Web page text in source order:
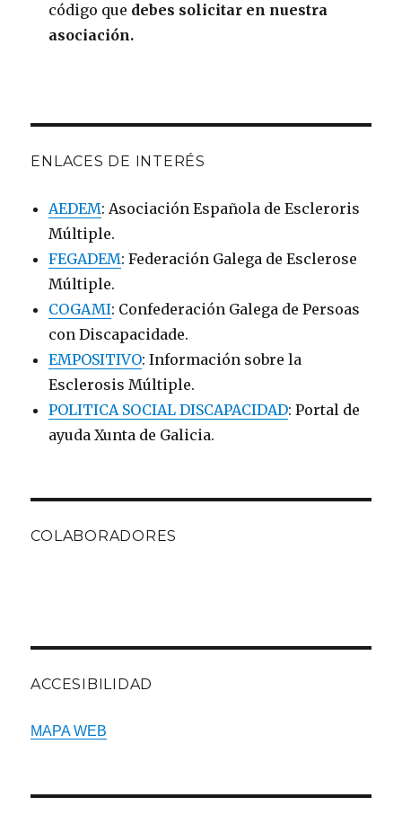
código que debes solicitar en nuestra
asociación.
ENLACES DE INTERÉS
AEDEM: Asociación Española de Escleroris
Múltiple.
FEGADEM: Federación Galega de Esclerose
Múltiple.
COGAMI: Confederación Galega de Persoas
con Discapacidade.
EMPOSITIVO: Información sobre la
Esclerosis Múltiple.
POLITICA SOCIAL DISCAPACIDAD: Portal de
ayuda Xunta de Galicia.
COLABORADORES
ACCESIBILIDAD
MAPA WEB